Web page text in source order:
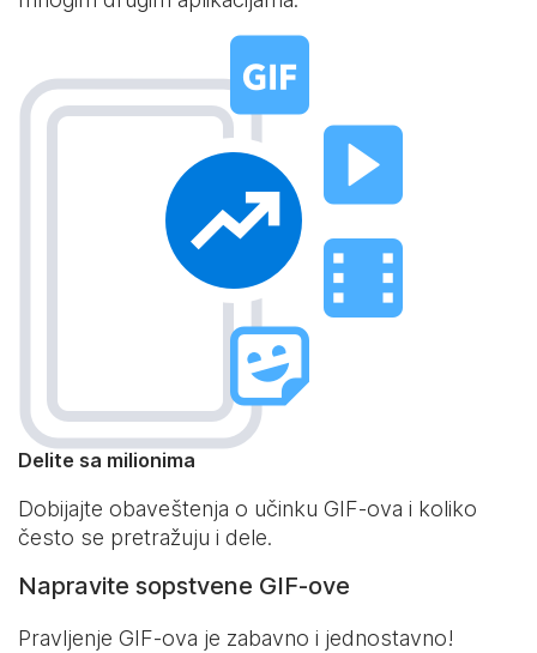
Delite sa milionima
Dobijajte obaveštenja o učinku GIF-ova i koliko
često se pretražuju i dele.
Napravite sopstvene GIF-ove
Pravljenje GIF-ova je zabavno i jednostavno!